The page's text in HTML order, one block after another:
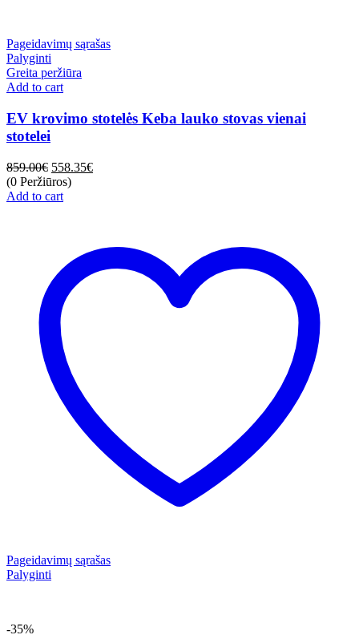
Pageidavimų sąrašas
Palyginti
Greita peržiūra
Add to cart
EV krovimo stotelės Keba lauko stovas vienai
stotelei
859.00€ 558.35€
(0 Peržiūros)
Add to cart
Pageidavimų sąrašas
Palyginti
-35%